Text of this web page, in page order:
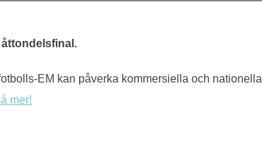
EM kan påverka kommersiella och nationella
mer!